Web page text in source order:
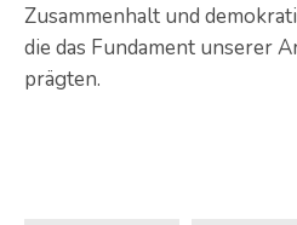
Zusammenhalt und
die das Fundament unserer
prägten.